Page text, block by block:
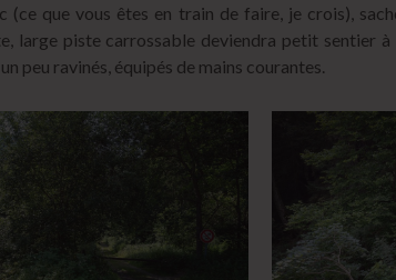
(ce que vous êtes en train de faire, je crois),
large piste carrossable deviendra petit sentier
peu ravinés, équipés de mains courantes.